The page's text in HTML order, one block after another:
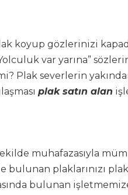
koyup gözlerinizi
var yarına”
Plak severlerin
plak satın alan
muhafazasıyla
bulunan plaklarınızı
bulunan